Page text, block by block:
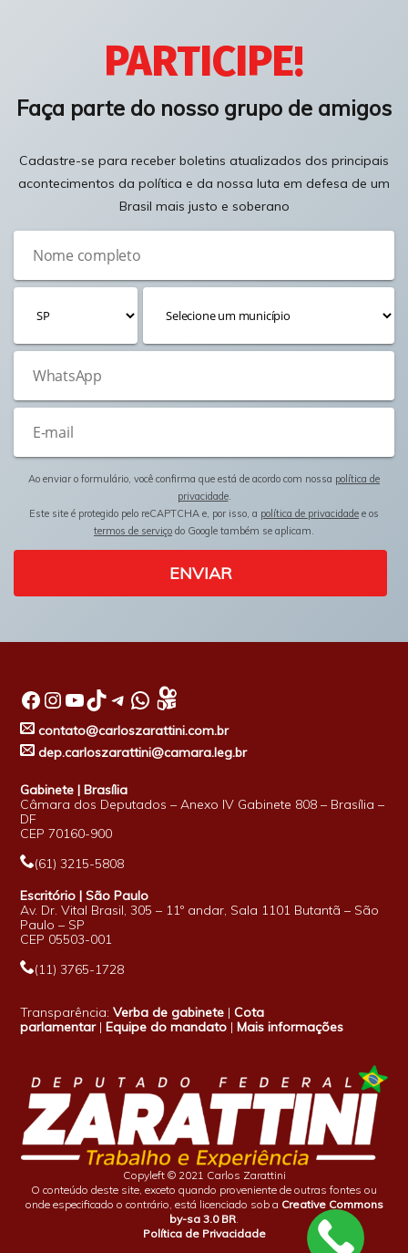
PARTICIPE!
Faça parte do nosso grupo de amigos
Cadastre-se para receber boletins atualizados dos principais
acontecimentos da política e da nossa luta em defesa de um
Brasil mais justo e soberano
Ao enviar o formulário, você confirma que está de acordo com nossa política de
privacidade.
Este site é protegido pelo reCAPTCHA e, por isso, a política de privacidade e os
termos de serviço do Google também se aplicam.
ENVIAR
Facebook InstagramYoutube TikTok Telegram WhatsApp
contato@carloszarattini.com.br
dep.carloszarattini@camara.leg.br
Gabinete | Brasília
Câmara dos Deputados – Anexo IV Gabinete 808 – Brasília –
DF
CEP 70160-900
(61) 3215-5808
Escritório | São Paulo
Av. Dr. Vital Brasil, 305 – 11º andar, Sala 1101 Butantã – São
Paulo – SP
CEP 05503-001
(11) 3765-1728
Transparência:Verba de gabinete |Cota
parlamentar|Equipe do mandato |Mais informações
Copyleft © 2021 Carlos Zarattini
O conteúdo deste site, exceto quando proveniente de outras fontes ou
onde especificado o contrário, está licenciado sob a Creative Commons
by-sa 3.0 BR
Política de Privacidade